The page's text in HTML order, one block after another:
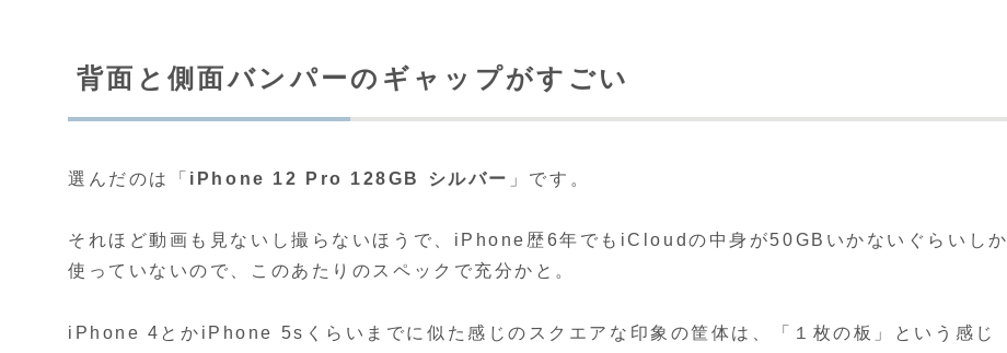
背面と側面バンパーのギャップがすごい
選んだのは「 iPhone 12 Pro 128GB シルバー 」です。
それほど動画も見ないし撮らないほうで、iPhone歴6年でもiCloudの中身が50GBいかないぐらいしか
使っていないので、このあたりのスペックで充分かと。
iPhone 4とかiPhone 5sくらいまでに似た感じのスクエアな印象の筐体は、「１枚の板」という感じ